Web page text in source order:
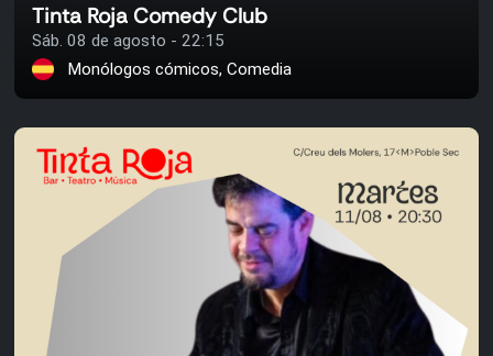
Tinta Roja Comedy Club
Sáb. 08 de agosto - 22:15
Monólogos cómicos, Comedia